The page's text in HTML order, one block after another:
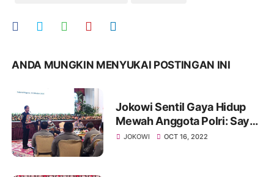
ANDA MUNGKIN MENYUKAI POSTINGAN INI
Jokowi Sentil Gaya Hidup
Mewah Anggota Polri: Saya
Mengingatkan Hati-Hati
JOKOWI OCT 16, 2022